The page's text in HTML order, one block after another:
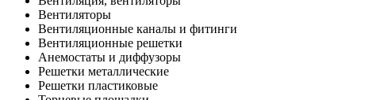
Вентиляторы
Вентиляционные каналы и фитинги
Вентиляционные решетки
Анемостаты и диффузоры
Решетки металлические
Решетки пластиковые